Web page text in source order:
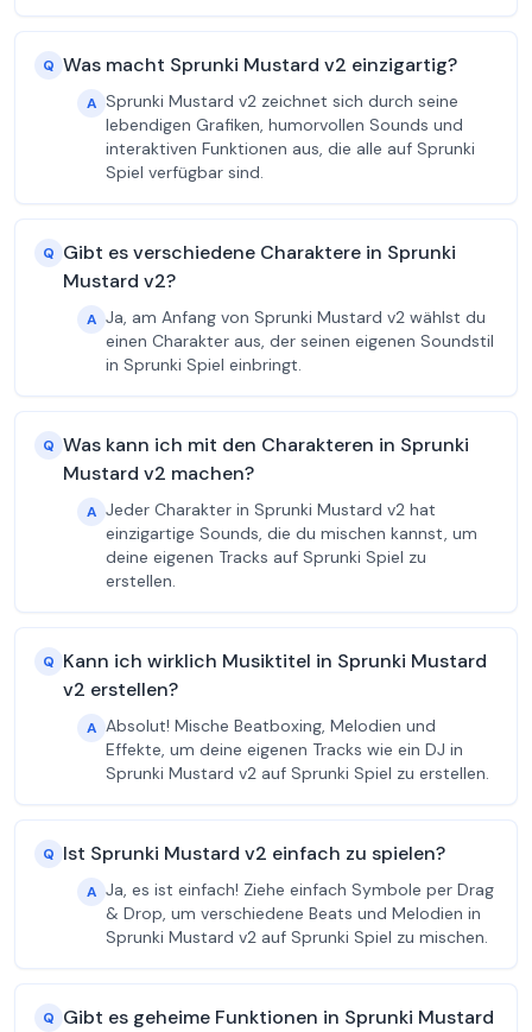
Q Was macht Sprunki Mustard v2 einzigartig?
A Sprunki Mustard v2 zeichnet sich durch seine
lebendigen Grafiken, humorvollen Sounds und
interaktiven Funktionen aus, die alle auf Sprunki
Spiel verfügbar sind.
Q Gibt es verschiedene Charaktere in Sprunki
Mustard v2?
A Ja, am Anfang von Sprunki Mustard v2 wählst du
einen Charakter aus, der seinen eigenen Soundstil
in Sprunki Spiel einbringt.
Q Was kann ich mit den Charakteren in Sprunki
Mustard v2 machen?
A Jeder Charakter in Sprunki Mustard v2 hat
einzigartige Sounds, die du mischen kannst, um
deine eigenen Tracks auf Sprunki Spiel zu
erstellen.
Q Kann ich wirklich Musiktitel in Sprunki Mustard
v2 erstellen?
A Absolut! Mische Beatboxing, Melodien und
Effekte, um deine eigenen Tracks wie ein DJ in
Sprunki Mustard v2 auf Sprunki Spiel zu erstellen.
Q Ist Sprunki Mustard v2 einfach zu spielen?
A Ja, es ist einfach! Ziehe einfach Symbole per Drag
& Drop, um verschiedene Beats und Melodien in
Sprunki Mustard v2 auf Sprunki Spiel zu mischen.
Q Gibt es geheime Funktionen in Sprunki Mustard